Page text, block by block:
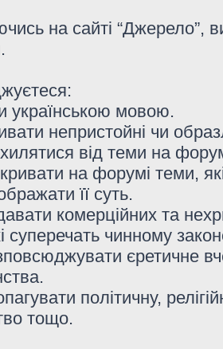
на сайті “Джерело”,
українською мовою.
непристойні чи
від теми на
на форумі теми,
її суть.
комерційних та
суперечать чинному
єретичне
політичну,
тощо.